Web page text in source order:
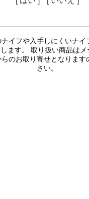
イフや入手しにくいナイ
ます。 取り扱い商品はメ
のお取り寄せとなります
さい。